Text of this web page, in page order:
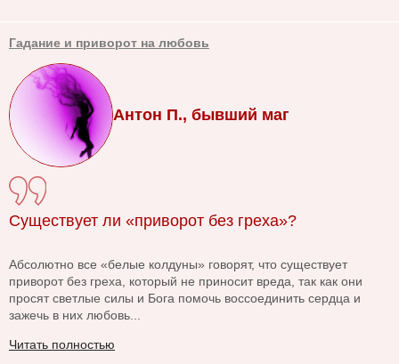
Гадание и приворот на любовь
Антон П., бывший маг
Существует ли «приворот без греха»?
Абсолютно все «белые колдуны» говорят, что существует
приворот без греха, который не приносит вреда, так как они
просят светлые силы и Бога помочь воссоединить сердца и
зажечь в них любовь...
Читать полностью